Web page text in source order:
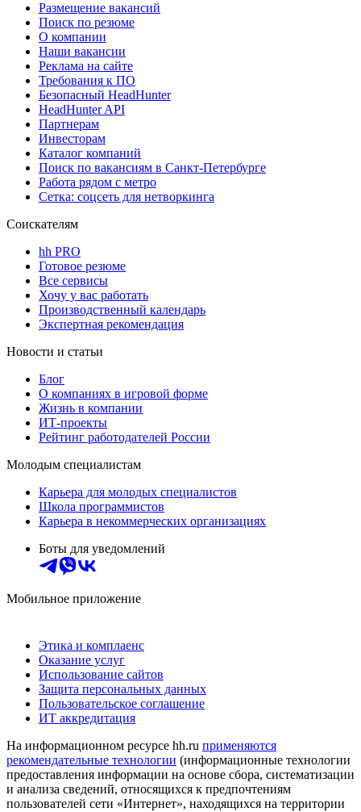
Размещение вакансий
Поиск по резюме
О компании
Наши вакансии
Реклама на сайте
Требования к ПО
Безопасный HeadHunter
HeadHunter API
Партнерам
Инвесторам
Каталог компаний
Поиск по вакансиям в Санкт-Петербурге
Работа рядом с метро
Сетка: соцсеть для нетворкинга
Соискателям
hh PRO
Готовое резюме
Все сервисы
Хочу у вас работать
Производственный календарь
Экспертная рекомендация
Новости и статьи
Блог
О компаниях в игровой форме
Жизнь в компании
ИТ-проекты
Рейтинг работодателей России
Молодым специалистам
Карьера для молодых специалистов
Школа программистов
Карьера в некоммерческих организациях
Боты для уведомлений
Мобильное приложение
Этика и комплаенс
Оказание услуг
Использование сайтов
Защита персональных данных
Пользовательское соглашение
ИТ аккредитация
На информационном ресурсе hh.ru применяются
рекомендательные технологии (информационные технологии
предоставления информации на основе сбора, систематизации
и анализа сведений, относящихся к предпочтениям
пользователей сети «Интернет», находящихся на территории